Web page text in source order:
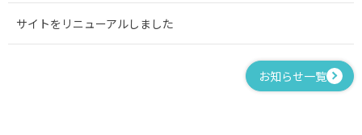
サイトをリニューアルしました
お知らせ一覧